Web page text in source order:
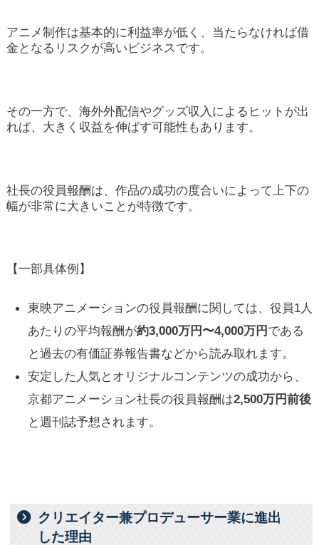
アニメ制作は基本的に利益率が低く、当たらなければ借
金となるリスクが高いビジネスです。
その一方で、海外外配信やグッズ収入によるヒットが出
れば、大きく収益を伸ばす可能性もあります。
社長の役員報酬は、作品の成功の度合いによって上下の
幅が非常に大きいことが特徴です。
【一部具体例】
東映アニメーションの役員報酬に関しては、役員1人
あたりの平均報酬が約3,000万円〜4,000万円である
と過去の有価証券報告書などから読み取れます。
安定した人気とオリジナルコンテンツの成功から、
京都アニメーション社長の役員報酬は2,500万円前後
と週刊誌予想されます。
クリエイター兼プロデューサー業に進出
した理由